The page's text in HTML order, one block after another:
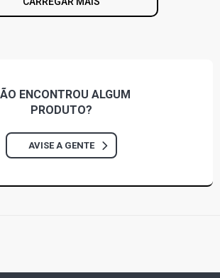
ENCONTROU ALGUM
PRODUTO?
AVISE A GENTE